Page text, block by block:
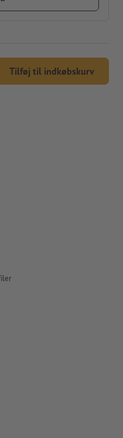
Tilføj til indkøbskurv